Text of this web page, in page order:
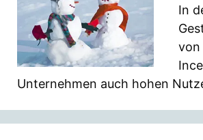
In
von
Unternehmen auch hohen